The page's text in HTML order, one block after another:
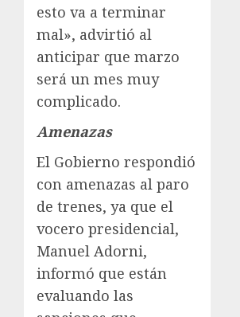
esto va a terminar
mal», advirtió al
anticipar que marzo
será un mes muy
complicado.
Amenazas
El Gobierno respondió
con amenazas al paro
de trenes, ya que el
vocero presidencial,
Manuel Adorni,
informó que están
evaluando las